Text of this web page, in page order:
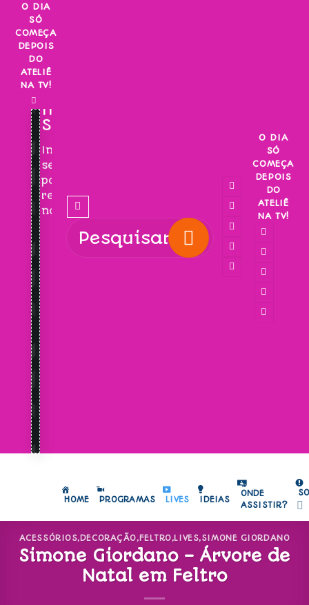
Skip
content
O DIA
SÓ
COMEÇA
DEPOIS
DO
ATELIÊ
NA TV!
INSCREVA-
SE!
Inscreva-
se
para
receber
novidades!
O DIA
SÓ
COMEÇA
DEPOIS
DO
ATELIÊ
NA TV!
HOME PROGRAMAS LIVES IDEIAS
ONDE
ASSISTIR?
ACESSÓRIOS,DECORAÇÃO,FELTRO,LIVES,SIMONE GIORDANO
Simone Giordano – Árvore de
Natal em Feltro